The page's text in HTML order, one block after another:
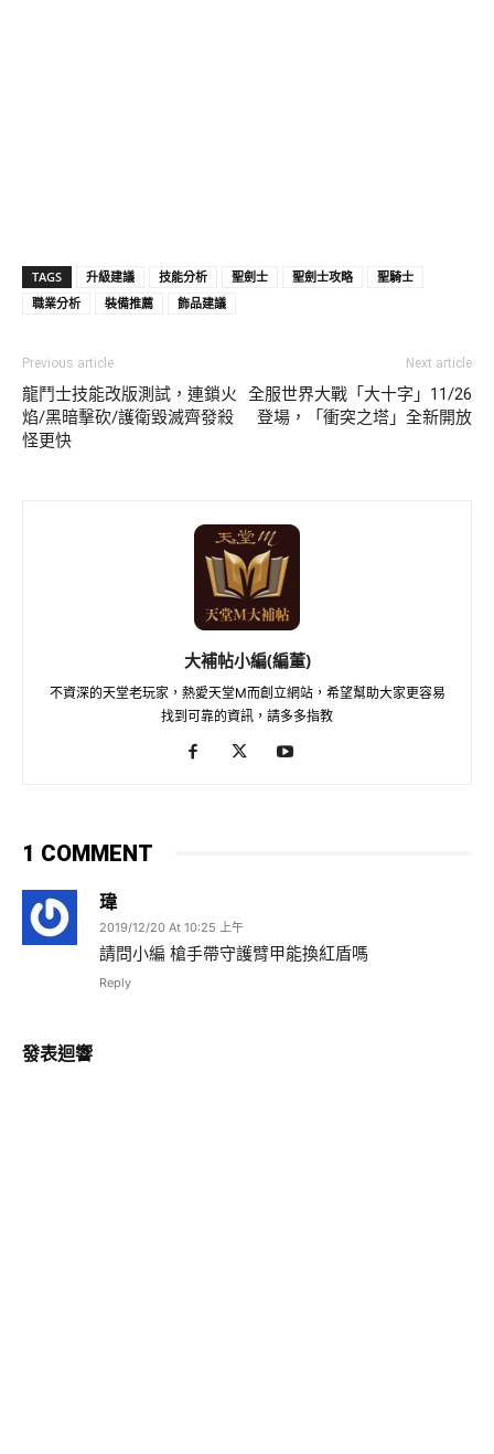
TAGS 升級建議 技能分析 聖劍士 聖劍士攻略
聖騎士
職業分析
裝備推薦 飾品建議
Previous article
龍鬥士技能改版測試，連鎖火
焰/黑暗擊砍/護衛毀滅齊發殺
怪更快
Next article
全服世界大戰「大十字」11/26
登場，「衝突之塔」全新開放
大補帖小編(編董)
不資深的天堂老玩家，熱愛天堂M而創立網站，希望幫助大家更容易
找到可靠的資訊，請多多指教
1 COMMENT
瑋
2019/12/20 At 10:25 上午
請問小編 槍手帶守護臂甲能換紅盾嗎
Reply
發表迴響